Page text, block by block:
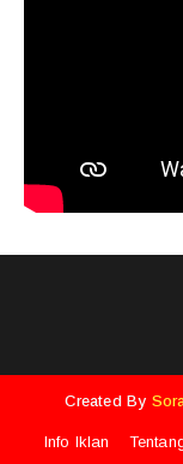
Created By
Info Iklan